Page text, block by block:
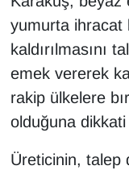
yumurta ihracat
kaldırılmasını
emek vererek
rakip ülkelere
olduğuna
Üreticinin, talep